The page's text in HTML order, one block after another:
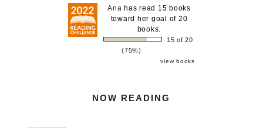
Ana has read 15 books
toward her goal of 20
books.
15 of 20
(75%)
view books
NOW READING